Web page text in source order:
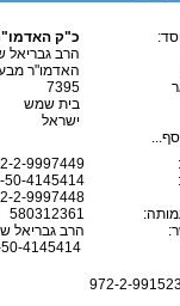
כ"ק
הרב גבריאל
האדמו"ר
7395
בית שמש
ישראל
2-9997449
50-4145414
2-9997448
580312361
הרב גבריאל
972- 50-4141494